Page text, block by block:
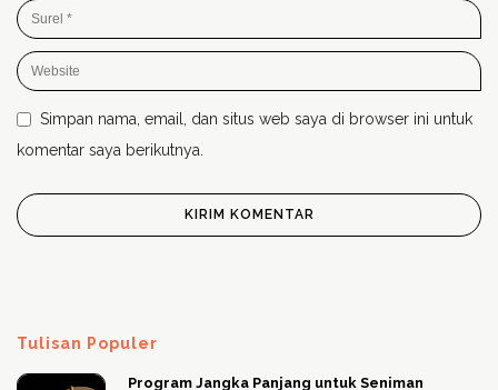
Simpan nama, email, dan situs web saya di browser ini untuk
komentar saya berikutnya.
Tulisan Populer
Program Jangka Panjang untuk Seniman